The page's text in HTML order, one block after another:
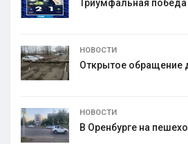
Триумфальная
НОВОСТИ
Открытое обращение
НОВОСТИ
В Оренбурге на